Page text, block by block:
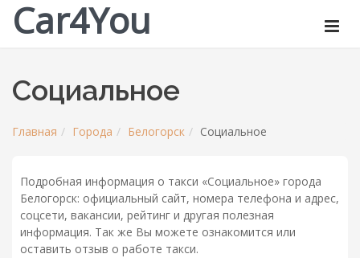
Car4You
Социальное
Главная Города Белогорск Социальное
Подробная информация о такси «Социальное» города
Белогорск: официальный сайт, номера телефона и адрес,
соцсети, вакансии, рейтинг и другая полезная
информация. Так же Вы можете ознакомится или
оставить отзыв о работе такси.